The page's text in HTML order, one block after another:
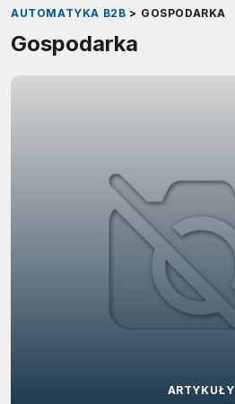
AUTOMATYKA B2B > GOSPODARKA
Gospodarka
ARTYKUŁY